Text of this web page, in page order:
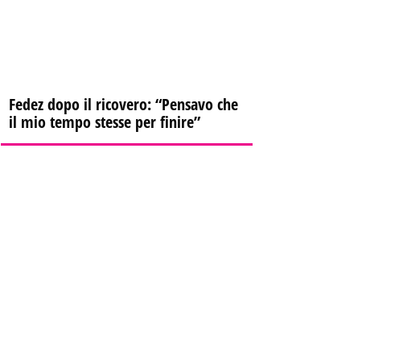
Fedez dopo il ricovero: “Pensavo che
il mio tempo stesse per finire”